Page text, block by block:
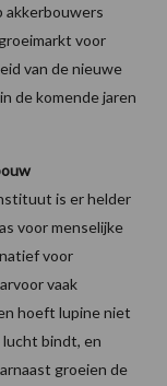
akkerbouwers
voor
van de nieuwe
de komende jaren
is er helder
voor menselijke
voor
vaak
hoeft lupine niet
bindt, en
groeien de